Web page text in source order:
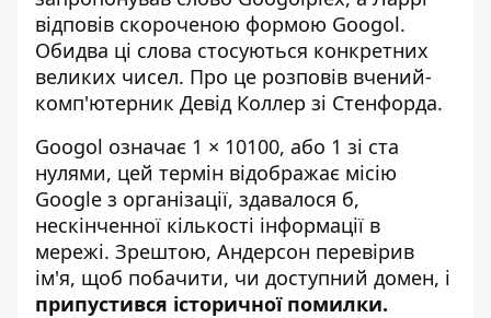
відповів скороченою формою Googol.
Обидва ці слова стосуються конкретних
великих чисел. Про це розповів вчений-
комп'ютерник Девід Коллер зі Стенфорда.
Googol означає 1 × 10100, або 1 зі ста
нулями, цей термін відображає місію
Google з організації, здавалося б,
нескінченної кількості інформації в
мережі. Зрештою, Андерсон перевірив
ім'я, щоб побачити, чи доступний домен, і
припустився історичної помилки.